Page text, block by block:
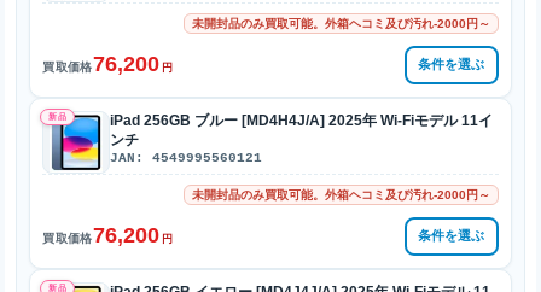
未開封品のみ買取可能。外箱ヘコミ及び汚れ-2000円～
買取価格76,200 円 条件を選ぶ
新品
iPad 256GB ブルー [MD4H4J/A] 2025年 Wi-Fiモデル 11イ
ンチ
JAN: 4549995560121
未開封品のみ買取可能。外箱ヘコミ及び汚れ-2000円～
買取価格76,200 円 条件を選ぶ
新品